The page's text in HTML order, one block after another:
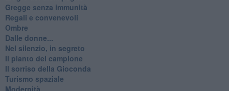
Gregge senza immunità
Regali e convenevoli
Ombre
Dalle donne...
Nel silenzio, in segreto
Il pianto del campione
Il sorriso della Gioconda
Turismo spaziale
Modernità